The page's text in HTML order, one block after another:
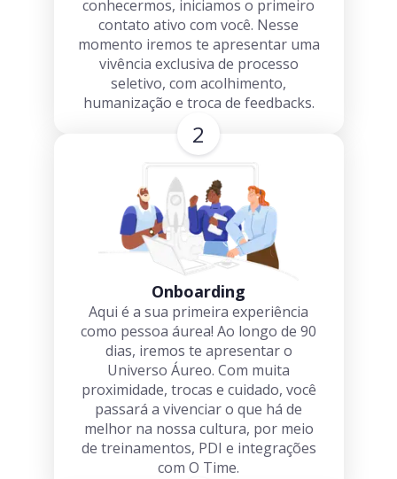
conhecermos, iniciamos o primeiro
contato ativo com você. Nesse
momento iremos te apresentar uma
vivência exclusiva de processo
seletivo, com acolhimento,
humanização e troca de feedbacks.
2
Onboarding
Aqui é a sua primeira experiência
como pessoa áurea! Ao longo de 90
dias, iremos te apresentar o
Universo Áureo. Com muita
proximidade, trocas e cuidado, você
passará a vivenciar o que há de
melhor na nossa cultura, por meio
de treinamentos, PDI e integrações
com O Time.